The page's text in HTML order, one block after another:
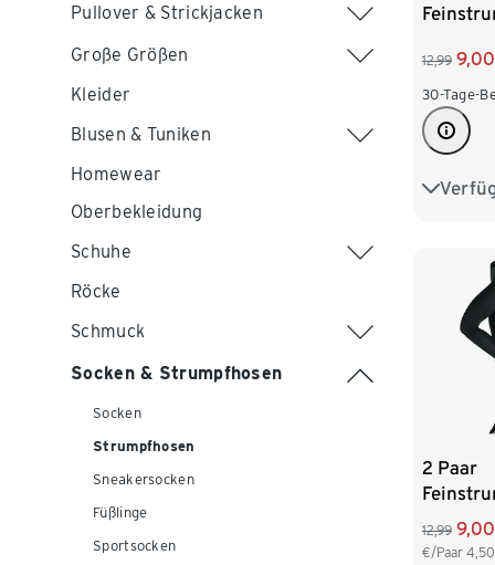
Pullover & Strickjacken
Große Größen
Kleider
Blusen & Tuniken
Homewear
Oberbekleidung
Schuhe
Röcke
Schmuck
Socken & Strumpfhosen
Socken
Strumpfhosen
Sneakersocken
Füßlinge
Sportsocken
12,99 9,00
30-Tage-
S 36/38
XXL 52/
2 Paar
DEN
12,99 9,00
€/Paar 4,50